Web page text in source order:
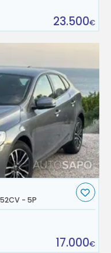
23.500€
- 5P
17.000€